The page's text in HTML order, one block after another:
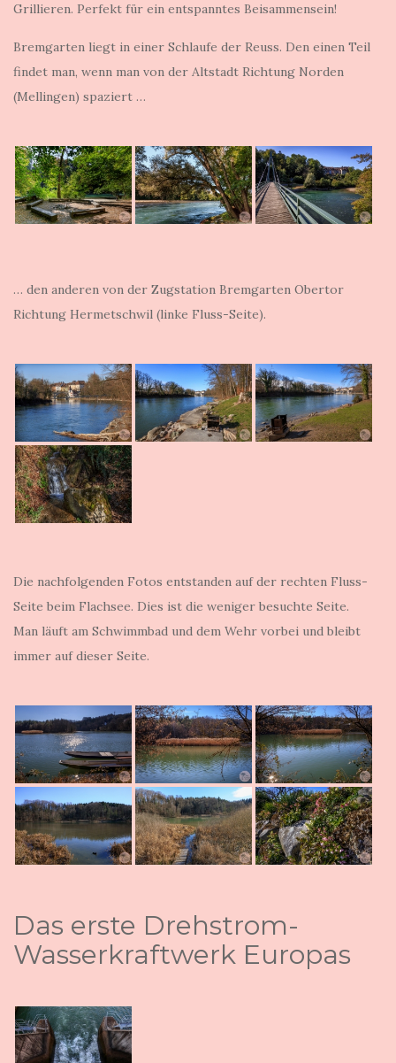
Grillieren. Perfekt für ein entspanntes Beisammensein!
Bremgarten liegt in einer Schlaufe der Reuss. Den einen Teil
findet man, wenn man von der Altstadt Richtung Norden
(Mellingen) spaziert …
… den anderen von der Zugstation Bremgarten Obertor
Richtung Hermetschwil (linke Fluss-Seite).
Die nachfolgenden Fotos entstanden auf der rechten Fluss-
Seite beim Flachsee. Dies ist die weniger besuchte Seite.
Man läuft am Schwimmbad und dem Wehr vorbei und bleibt
immer auf dieser Seite.
Das erste Drehstrom-
Wasserkraftwerk Europas